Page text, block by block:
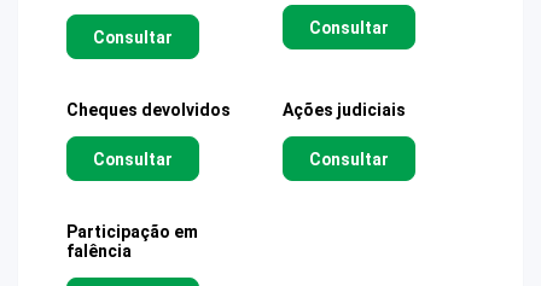
Consultar Consultar
Cheques devolvidos
Consultar
Ações judiciais
Consultar
Participação em
falência